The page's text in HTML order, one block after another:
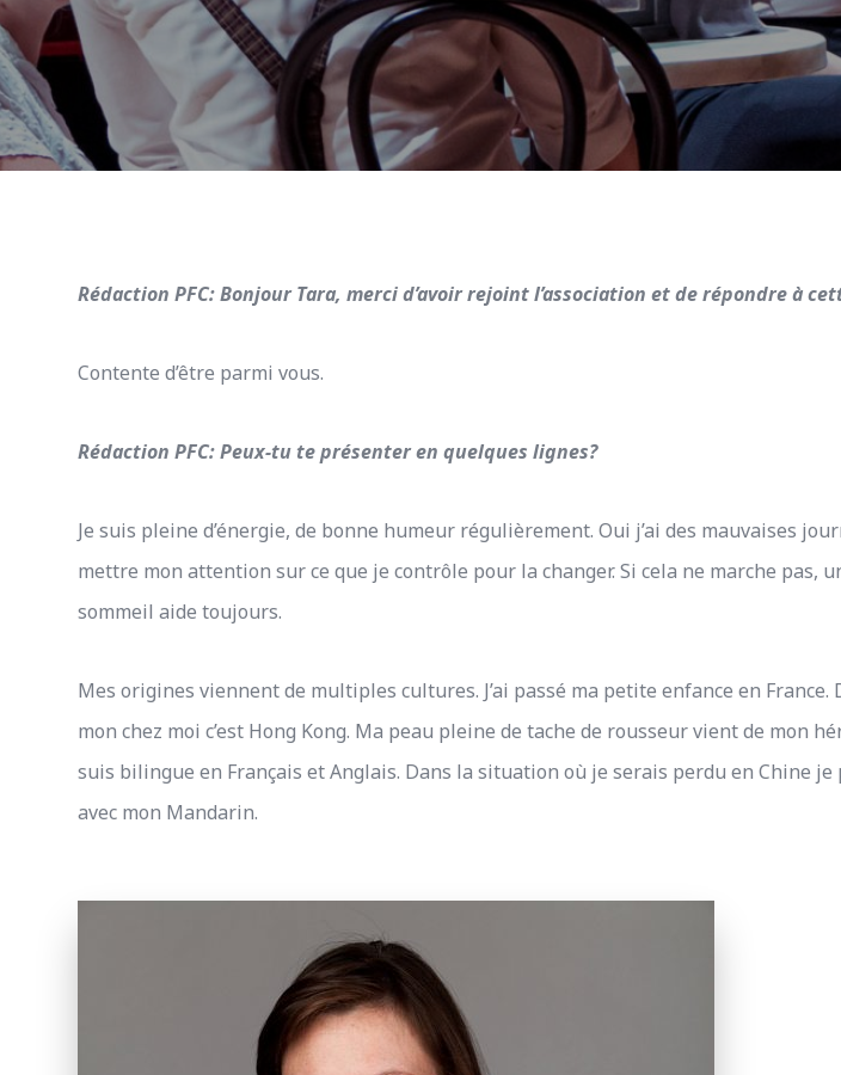
Rédaction PFC: Bonjour Tara, merci d’avoir rejoint l’association et de répondre à
Contente d’être parmi vous.
Rédaction PFC: Peux-tu te présenter en quelques lignes?
Je suis pleine d’énergie, de bonne humeur régulièrement. Oui j’ai des mauvaises
mettre mon attention sur ce que je contrôle pour la changer. Si cela ne marche pas,
sommeil aide toujours.
Mes origines viennent de multiples cultures. J’ai passé ma petite enfance en France.
mon chez moi c’est Hong Kong. Ma peau pleine de tache de rousseur vient de mon
suis bilingue en Français et Anglais. Dans la situation où je serais perdu en Chine
avec mon Mandarin.